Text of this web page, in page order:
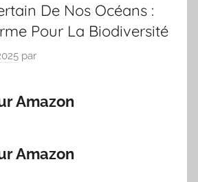
De Nos Océans :
Pour La Biodiversité
par
Amazon
Amazon